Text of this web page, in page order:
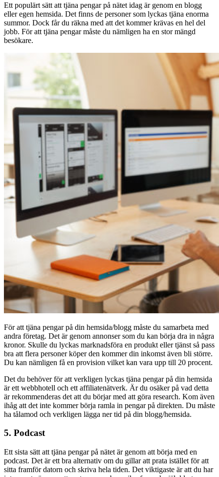
Ett populärt sätt att tjäna pengar på nätet idag är genom en blogg
eller egen hemsida. Det finns de personer som lyckas tjäna enorma
summor. Dock får du räkna med att det kommer krävas en hel del
jobb. För att tjäna pengar måste du nämligen ha en stor mängd
besökare.
För att tjäna pengar på din hemsida/blogg måste du samarbeta med
andra företag. Det är genom annonser som du kan börja dra in några
kronor. Skulle du lyckas marknadsföra en produkt eller tjänst så pass
bra att flera personer köper den kommer din inkomst även bli större.
Du kan nämligen få en provision vilket kan vara upp till 20 procent.
Det du behöver för att verkligen lyckas tjäna pengar på din hemsida
är ett webbhotell och ett affiliatenätverk. Är du osäker på vad detta
är rekommenderas det att du börjar med att göra research. Kom även
ihåg att det inte kommer börja ramla in pengar på direkten. Du måste
ha tålamod och verkligen lägga ner tid på din blogg/hemsida.
5. Podcast
Ett sista sätt att tjäna pengar på nätet är genom att börja med en
podcast. Det är ett bra alternativ om du gillar att prata istället för att
sitta framför datorn och skriva hela tiden. Det viktigaste är att du har